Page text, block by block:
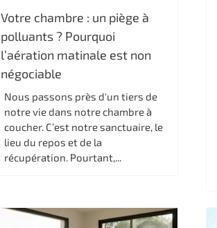
Votre chambre : un piège à
polluants ? Pourquoi
l’aération matinale est non
négociable
Nous passons près d'un tiers de
notre vie dans notre chambre à
coucher. C’est notre sanctuaire, le
lieu du repos et de la
récupération. Pourtant,...